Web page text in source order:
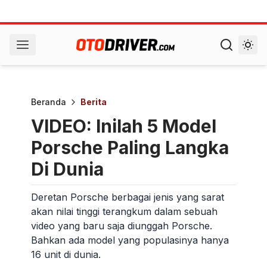
Beranda Berita
VIDEO: Inilah 5 Model
Porsche Paling Langka
Di Dunia
Deretan Porsche berbagai jenis yang sarat
akan nilai tinggi terangkum dalam sebuah
video yang baru saja diunggah Porsche.
Bahkan ada model yang populasinya hanya
16 unit di dunia.